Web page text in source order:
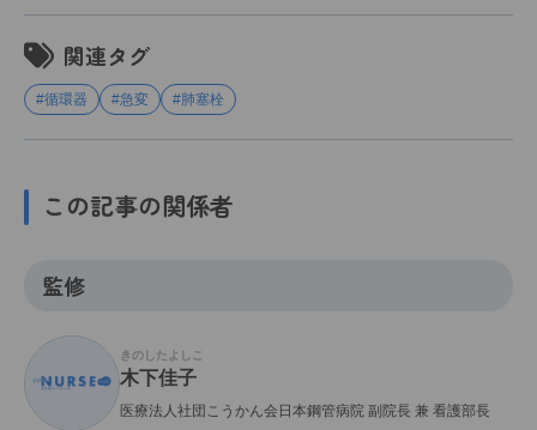
関連タグ
#循環器 #急変 #肺塞栓
この記事の関係者
監修
きのしたよしこ
木下佳子
医療法人社団こうかん会日本鋼管病院 副院長 兼 看護部長